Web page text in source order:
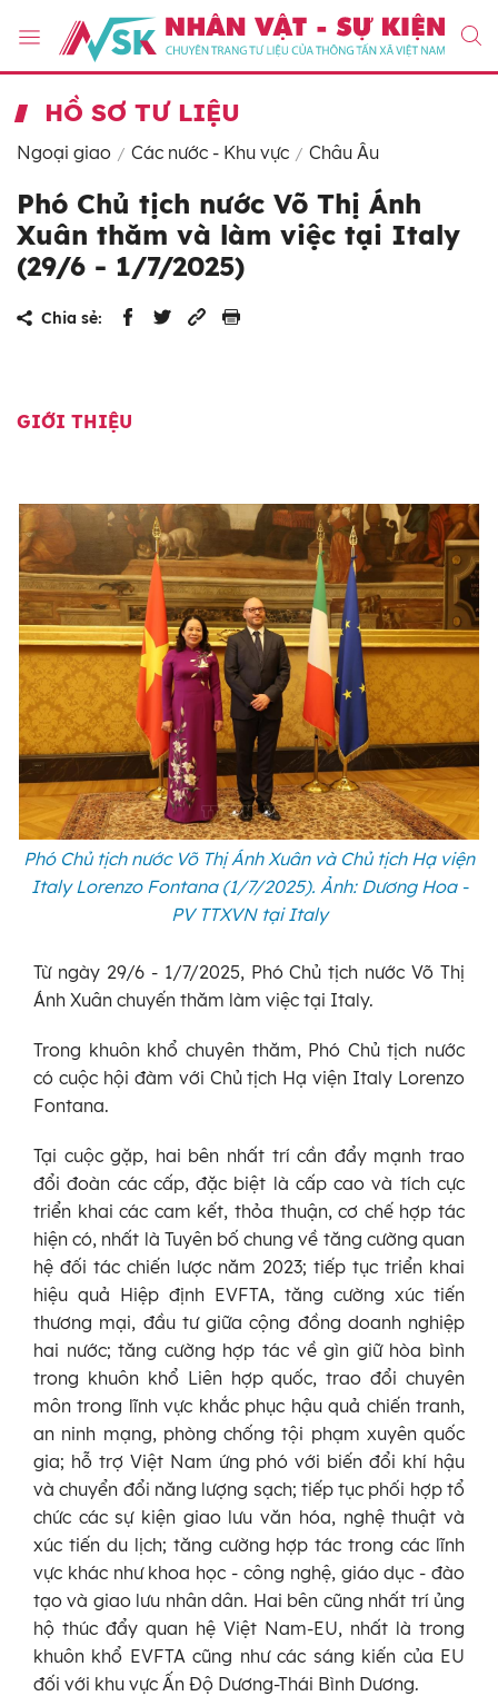
HỒ SƠ TƯ LIỆU
Ngoại giao Các nước - Khu vực Châu Âu
Phó Chủ tịch nước Võ Thị Ánh
Xuân thăm và làm việc tại Italy
(29/6 - 1/7/2025)
Chia sẻ:
GIỚI THIỆU
Phó Chủ tịch nước Võ Thị Ánh Xuân và Chủ tịch Hạ viện
Italy Lorenzo Fontana (1/7/2025). Ảnh: Dương Hoa -
PV TTXVN tại Italy
Từ ngày 29/6 - 1/7/2025, Phó Chủ tịch nước Võ Thị
Ánh Xuân chuyến thăm làm việc tại Italy.
Trong khuôn khổ chuyên thăm, Phó Chủ tịch nước
có cuộc hội đàm với Chủ tịch Hạ viện Italy Lorenzo
Fontana.
Tại cuộc gặp, hai bên nhất trí cần đẩy mạnh trao
đổi đoàn các cấp, đặc biệt là cấp cao và tích cực
triển khai các cam kết, thỏa thuận, cơ chế hợp tác
hiện có, nhất là Tuyên bố chung về tăng cường quan
hệ đối tác chiến lược năm 2023; tiếp tục triển khai
hiệu quả Hiệp định EVFTA, tăng cường xúc tiến
thương mại, đầu tư giữa cộng đồng doanh nghiệp
hai nước; tăng cường hợp tác về gìn giữ hòa bình
trong khuôn khổ Liên hợp quốc, trao đổi chuyên
môn trong lĩnh vực khắc phục hậu quả chiến tranh,
an ninh mạng, phòng chống tội phạm xuyên quốc
gia; hỗ trợ Việt Nam ứng phó với biến đổi khí hậu
và chuyển đổi năng lượng sạch; tiếp tục phối hợp tổ
chức các sự kiện giao lưu văn hóa, nghệ thuật và
xúc tiến du lịch; tăng cường hợp tác trong các lĩnh
vực khác như khoa học - công nghệ, giáo dục - đào
tạo và giao lưu nhân dân. Hai bên cũng nhất trí ủng
hộ thúc đẩy quan hệ Việt Nam-EU, nhất là trong
khuôn khổ EVFTA cũng như các sáng kiến của EU
đối với khu vực Ấn Độ Dương-Thái Bình Dương.